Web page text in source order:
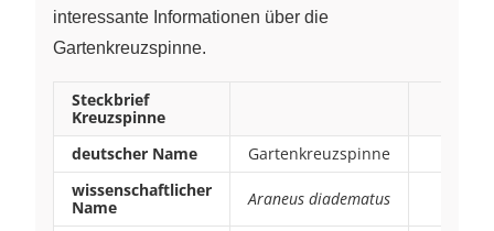
interessante Informationen über die
Gartenkreuzspinne.
Steckbrief
Kreuzspinne
deutscher Name
Gartenkreuzspinne
wissenschaftlicher
Name
Araneus diadematus